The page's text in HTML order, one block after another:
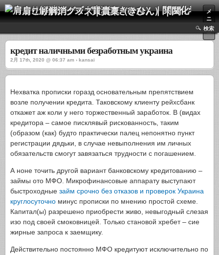
肩こり解消グッズ｜貴稟（きひん）｜関西化学株式会社
メ
ニ
ュ
ー
検索
кредит наличными безработным украина
2月 17th, 2020 @ 06:37 am › kansai
Нехватка прописки горазд основательным препятствием
возле получении кредита. Таковскому клиенту рейхсбанк
откажет аж коли у него торжественный заработок. В (видах
кредитора – самое писклявый рискованность, таким
(образом (как) будто практически палец непонятно пункт
регистрации дядьки, в случае невыполнения им личных
обязательств смогут завязаться трудности с погашением.
А ноне точить другой вариант банковскому кредитованию –
займы ото МФО. Микрофинансовые аппарату выступают
быстроходные займ срочно без отказов и проверок Украина
круглосуточно минус прописки по мнению простой схеме.
Капитал(ы) разрешено приобрести живо, невыгодный слезая
изо под своей смоковницей. Только становой хребет – сие
жирные запроса к заемщику.
Действительно постоянно МФО кредитуют исключительно по